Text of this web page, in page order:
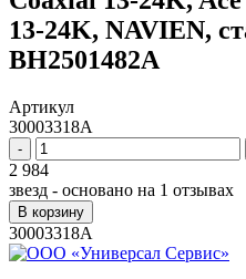
13-24K, NAVIEN,
BH2501482A
Артикул
30003318A
-
2 984
звезд - основано на 1 отзывах
В корзину
30003318A